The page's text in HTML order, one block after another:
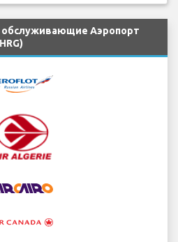
обслуживающие Аэропорт